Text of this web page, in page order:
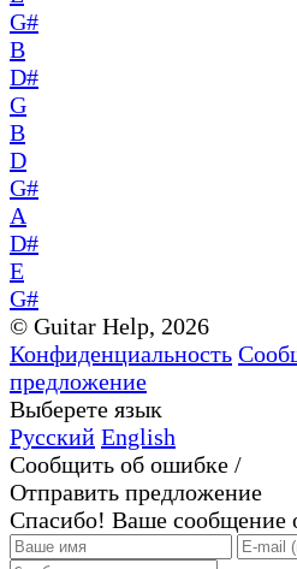
G#
B
D#
G
B
D
G#
A
D#
E
G#
© Guitar Help, 2026
Конфиденциальность
предложение
Выберете язык
Русский English
Сообщить об ошибке /
Отправить предложение
Спасибо! Ваше сообщение